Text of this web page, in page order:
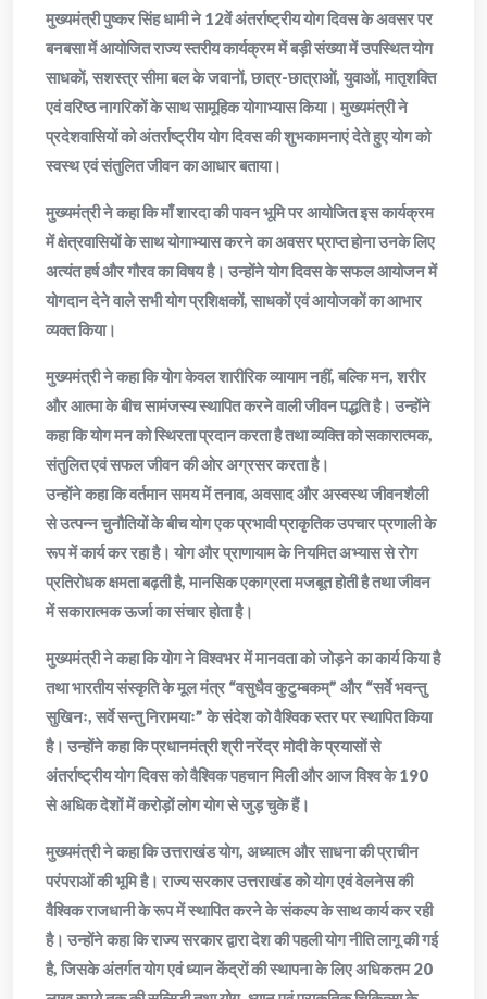
मुख्यमंत्री पुष्कर सिंह धामी ने 12वें अंतर्राष्ट्रीय योग दिवस के अवसर पर
बनबसा में आयोजित राज्य स्तरीय कार्यक्रम में बड़ी संख्या में उपस्थित योग
साधकों, सशस्त्र सीमा बल के जवानों, छात्र-छात्राओं, युवाओं, मातृशक्ति
एवं वरिष्ठ नागरिकों के साथ सामूहिक योगाभ्यास किया। मुख्यमंत्री ने
प्रदेशवासियों को अंतर्राष्ट्रीय योग दिवस की शुभकामनाएं देते हुए योग को
स्वस्थ एवं संतुलित जीवन का आधार बताया।
मुख्यमंत्री ने कहा कि माँ शारदा की पावन भूमि पर आयोजित इस कार्यक्रम
में क्षेत्रवासियों के साथ योगाभ्यास करने का अवसर प्राप्त होना उनके लिए
अत्यंत हर्ष और गौरव का विषय है। उन्होंने योग दिवस के सफल आयोजन में
योगदान देने वाले सभी योग प्रशिक्षकों, साधकों एवं आयोजकों का आभार
व्यक्त किया।
मुख्यमंत्री ने कहा कि योग केवल शारीरिक व्यायाम नहीं, बल्कि मन, शरीर
और आत्मा के बीच सामंजस्य स्थापित करने वाली जीवन पद्धति है। उन्होंने
कहा कि योग मन को स्थिरता प्रदान करता है तथा व्यक्ति को सकारात्मक,
संतुलित एवं सफल जीवन की ओर अग्रसर करता है।
उन्होंने कहा कि वर्तमान समय में तनाव, अवसाद और अस्वस्थ जीवनशैली
से उत्पन्न चुनौतियों के बीच योग एक प्रभावी प्राकृतिक उपचार प्रणाली के
रूप में कार्य कर रहा है। योग और प्राणायाम के नियमित अभ्यास से रोग
प्रतिरोधक क्षमता बढ़ती है, मानसिक एकाग्रता मजबूत होती है तथा जीवन
में सकारात्मक ऊर्जा का संचार होता है।
मुख्यमंत्री ने कहा कि योग ने विश्वभर में मानवता को जोड़ने का कार्य किया है
तथा भारतीय संस्कृति के मूल मंत्र “वसुधैव कुटुम्बकम्” और “सर्वे भवन्तु
सुखिनः, सर्वे सन्तु निरामयाः” के संदेश को वैश्विक स्तर पर स्थापित किया
है। उन्होंने कहा कि प्रधानमंत्री श्री नरेंद्र मोदी के प्रयासों से
अंतर्राष्ट्रीय योग दिवस को वैश्विक पहचान मिली और आज विश्व के 190
से अधिक देशों में करोड़ों लोग योग से जुड़ चुके हैं।
मुख्यमंत्री ने कहा कि उत्तराखंड योग, अध्यात्म और साधना की प्राचीन
परंपराओं की भूमि है। राज्य सरकार उत्तराखंड को योग एवं वेलनेस की
वैश्विक राजधानी के रूप में स्थापित करने के संकल्प के साथ कार्य कर रही
है। उन्होंने कहा कि राज्य सरकार द्वारा देश की पहली योग नीति लागू की गई
है, जिसके अंतर्गत योग एवं ध्यान केंद्रों की स्थापना के लिए अधिकतम 20